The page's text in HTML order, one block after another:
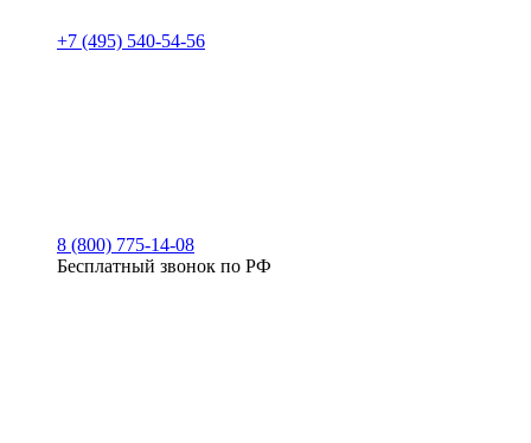
+7 (495) 540-54-56
8 (800) 775-14-08
Бесплатный звонок по РФ